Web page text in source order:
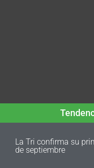
La Tri confirma su
de septiembre